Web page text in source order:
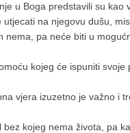
u Boga predstavili su kao
na njegovu dušu,
pa neće biti u
kojeg će ispuniti svoje
vjera izuzetno je važno i
kojeg nema života, pa